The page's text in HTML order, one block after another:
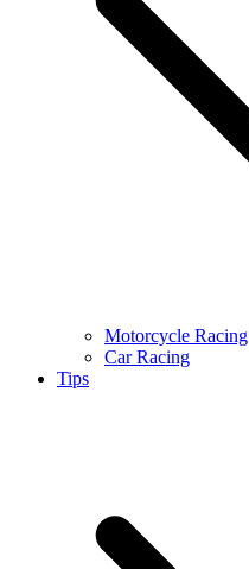
Motorcycle Racing
Car Racing
Tips